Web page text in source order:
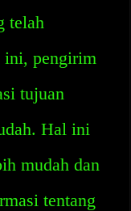
telah
ini, pengirim
tujuan
Hal ini
mudah dan
tentang